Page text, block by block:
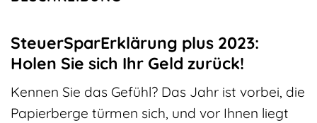
SteuerSparErklärung plus 2023:
Holen Sie sich Ihr Geld zurück!
Kennen Sie das Gefühl? Das Jahr ist vorbei, die
Papierberge türmen sich, und vor Ihnen liegt